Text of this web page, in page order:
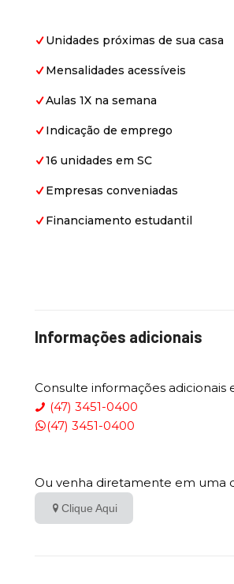
Unidades próximas de sua casa
Mensalidades acessíveis
Aulas 1X na semana
Indicação de emprego
16 unidades em SC
Empresas conveniadas
Financiamento estudantil
Informações adicionais
Consulte informações
(47) 3451-0400
(47) 3451-0400
Ou venha diretamente em uma
Clique Aqui